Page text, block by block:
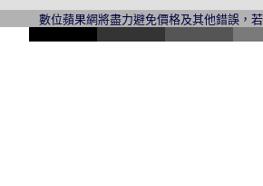
數位蘋果網將盡力避免價格及其他錯誤，